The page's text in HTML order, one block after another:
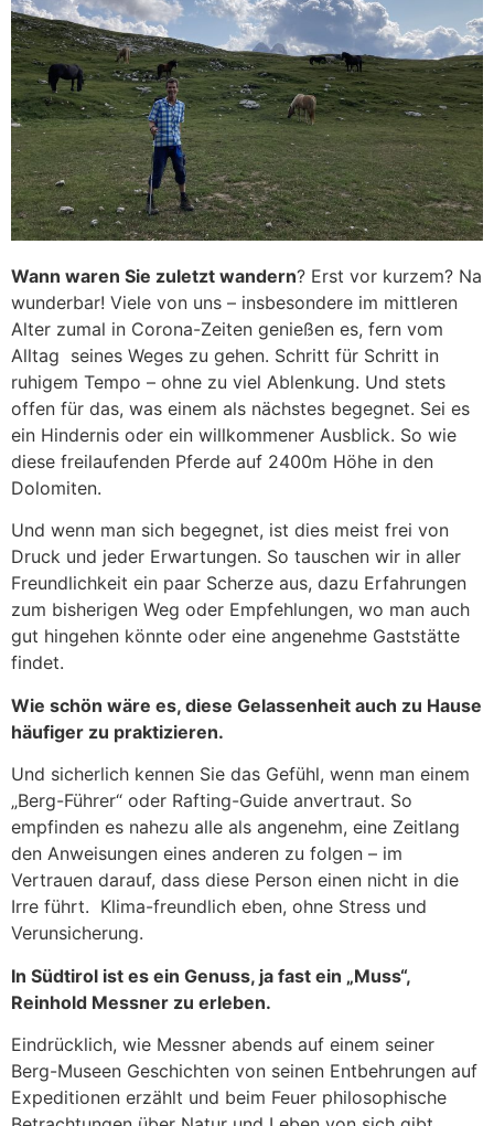
Wann waren Sie zuletzt wandern? Erst vor kurzem? Na
wunderbar! Viele von uns – insbesondere im mittleren
Alter zumal in Corona-Zeiten genießen es, fern vom
Alltag seines Weges zu gehen. Schritt für Schritt in
ruhigem Tempo – ohne zu viel Ablenkung. Und stets
offen für das, was einem als nächstes begegnet. Sei es
ein Hindernis oder ein willkommener Ausblick. So wie
diese freilaufenden Pferde auf 2400m Höhe in den
Dolomiten.
Und wenn man sich begegnet, ist dies meist frei von
Druck und jeder Erwartungen. So tauschen wir in aller
Freundlichkeit ein paar Scherze aus, dazu Erfahrungen
zum bisherigen Weg oder Empfehlungen, wo man auch
gut hingehen könnte oder eine angenehme Gaststätte
findet.
Wie schön wäre es, diese Gelassenheit auch zu Hause
häufiger zu praktizieren.
Und sicherlich kennen Sie das Gefühl, wenn man einem
„Berg-Führer“ oder Rafting-Guide anvertraut. So
empfinden es nahezu alle als angenehm, eine Zeitlang
den Anweisungen eines anderen zu folgen – im
Vertrauen darauf, dass diese Person einen nicht in die
Irre führt. Klima-freundlich eben, ohne Stress und
Verunsicherung.
In Südtirol ist es ein Genuss, ja fast ein „Muss“,
Reinhold Messner zu erleben.
Eindrücklich, wie Messner abends auf einem seiner
Berg-Museen Geschichten von seinen Entbehrungen auf
Expeditionen erzählt und beim Feuer philosophische